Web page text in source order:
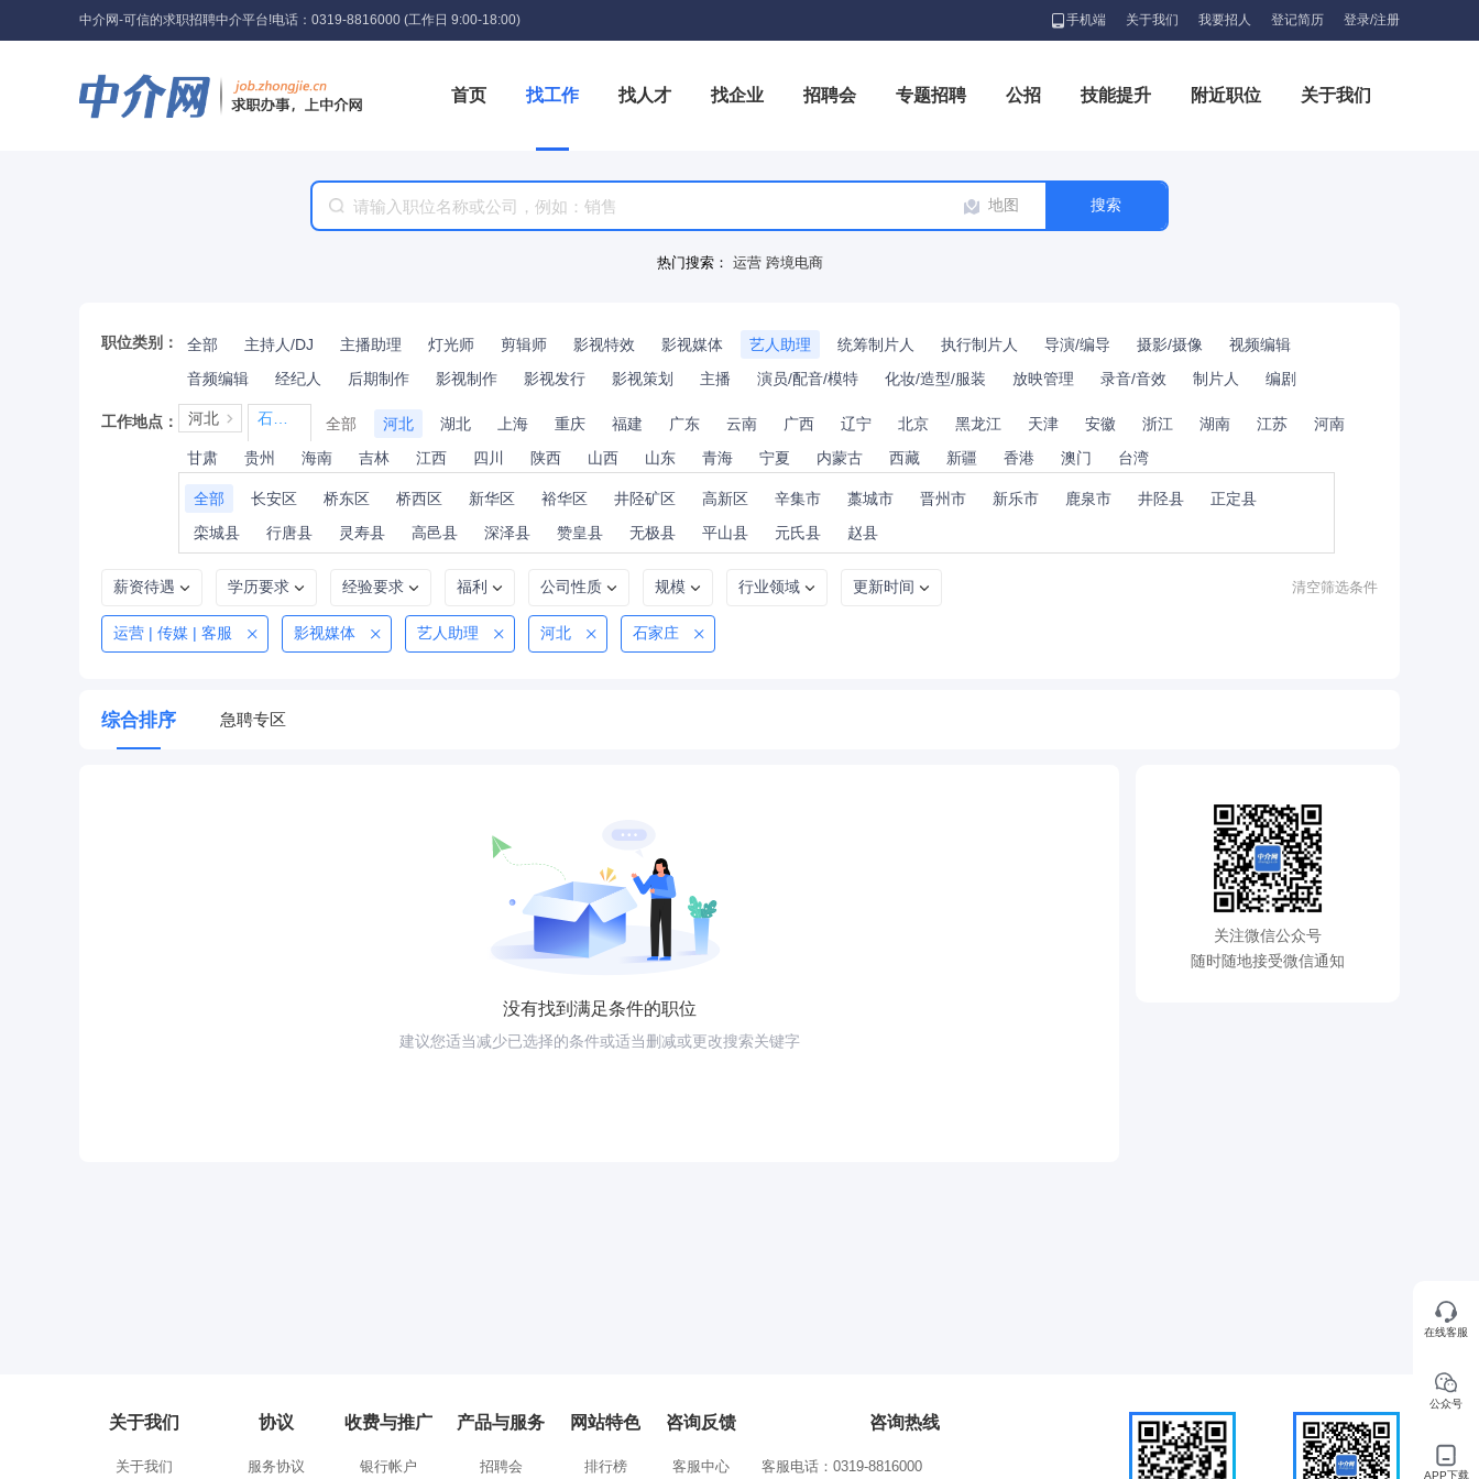
中介网-可信的求职招聘中介平台!电话：0319-8816000 (工作日 9:00-18:00) 手机端 关于我们 我要招人 登记简历 登录/注册
首页 找工作 找人才 找企业 招聘会 专题招聘 公招 技能提升 附近职位 关于我们
工具箱 地图
热门搜索： 运营 跨境电商
职位类别： 全部 主持人/DJ 主播助理 灯光师 剪辑师 影视特效 影视媒体 艺人助理 统筹制片人 执行制片人 导演/编导 摄影/摄像
视频编辑
音频编辑
经纪人 后期制作 影视制作 影视发行 影视策划 主播 演员/配音/模特 化妆/造型/服装 放映管理 录音/音效 制片人 编剧
工作地点： 河北 全部 河北 湖北 上海 重庆 福建 广东 云南 广西 辽宁 北京 黑龙江 天津 安徽 浙江 湖南 江苏
河南
甘肃
贵州 海南 吉林 江西 四川 陕西 山西 山东 青海 宁夏 内蒙古 西藏 新疆 香港 澳门 台湾
全部 长安区 桥东区 桥西区 新华区 裕华区 井陉矿区 高新区 辛集市 藁城市 晋州市 新乐市 鹿泉市 井陉县
正定县
栾城县
行唐县 灵寿县 高邑县 深泽县 赞皇县 无极县 平山县 元氏县 赵县
薪资待遇 学历要求 经验要求 福利 公司性质 规模 行业领域 更新时间
运营 | 传媒 | 客服 影视媒体 艺人助理 河北 石家庄
清空筛选条件
综合排序 急聘专区
没有找到满足条件的职位
建议您适当减少已选择的条件或适当删减或更改搜索关键字
关注微信公众号
随时随地接受微信通知
关于我们
关于我们
协议
服务协议
收费与推广
银行帐户
产品与服务
招聘会
网站特色
排行榜
咨询反馈
客服中心
咨询热线
客服电话：0319-8816000
在线客服
公众号
APP下载